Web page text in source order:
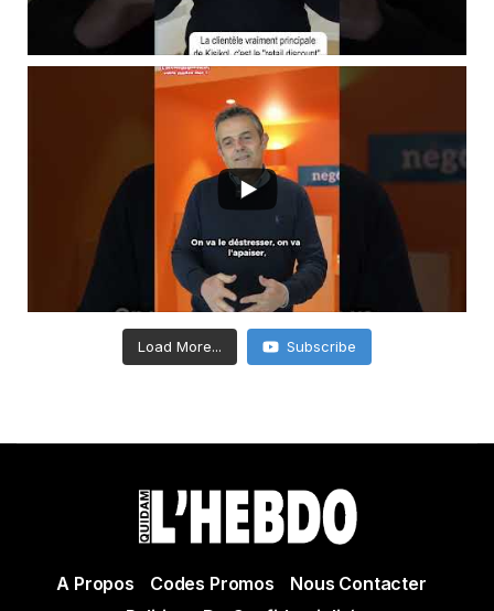
Load More... Subscribe
A Propos Codes Promos
Nous Contacter